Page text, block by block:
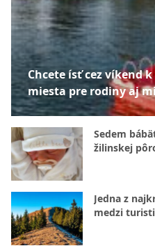
Chcete ísť cez víkend
miesta pre rodiny aj
Sedem
žilinskej
Jedna z
medzi